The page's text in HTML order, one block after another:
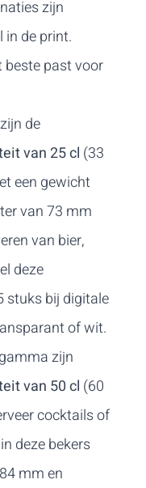
zijn
in de print.
beste past voor
de
van 25 cl (33
een gewicht
van 73 mm
van bier,
deze
stuks bij digitale
of wit.
zijn
van 50 cl (60
cocktails of
deze bekers
mm en